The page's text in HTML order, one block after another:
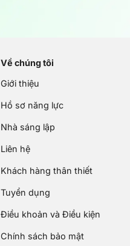
Về chúng tôi
Giới thiệu
Hồ sơ năng lực
Nhà sáng lập
Liên hệ
Khách hàng thân thiết
Tuyển dụng
Điều khoản và Điều kiện
Chính sách bảo mật